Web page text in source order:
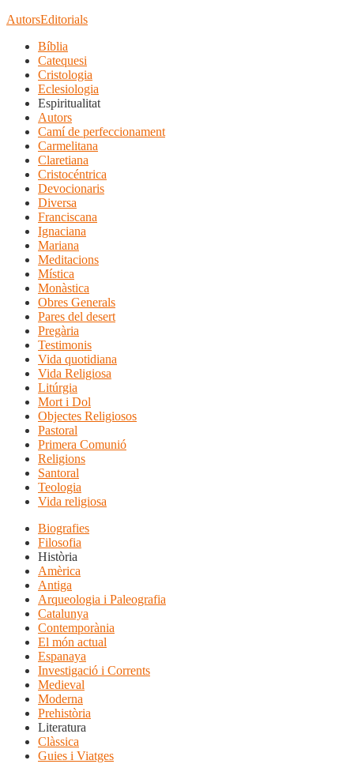
AutorsEditorials
Bíblia
Catequesi
Cristologia
Eclesiologia
Espiritualitat
Autors
Camí de perfeccionament
Carmelitana
Claretiana
Cristocéntrica
Devocionaris
Diversa
Franciscana
Ignaciana
Mariana
Meditacions
Mística
Monàstica
Obres Generals
Pares del desert
Pregària
Testimonis
Vida quotidiana
Vida Religiosa
Litúrgia
Mort i Dol
Objectes Religiosos
Pastoral
Primera Comunió
Religions
Santoral
Teologia
Vida religiosa
Biografies
Filosofia
Història
Amèrica
Antiga
Arqueologia i Paleografia
Catalunya
Contemporània
El món actual
Espanaya
Investigació i Corrents
Medieval
Moderna
Prehistòria
Literatura
Clàssica
Guies i Viatges